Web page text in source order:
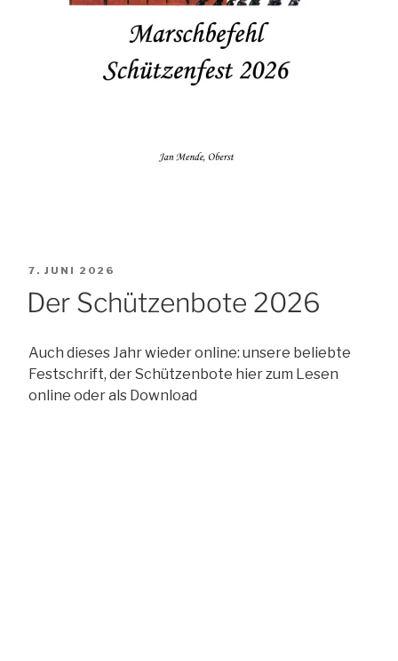
VERÖFFENTLICHT
AM
7. JUNI 2026
Der Schützenbote 2026
Auch dieses Jahr wieder online: unsere beliebte
Festschrift, der Schützenbote hier zum Lesen
online oder als Download